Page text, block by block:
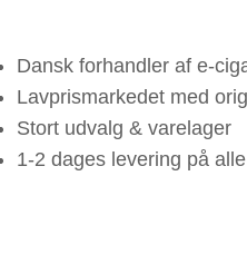
Dansk forhandler af e-
Lavprismarkedet med
Stort udvalg & varelager
1-2 dages levering på